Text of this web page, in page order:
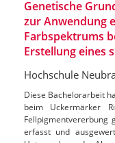
Genetische
zur Anwendung
Farbspektrums
Erstellung eines
Hochschule
Diese Bachelorarbeit
beim Uckermärker
erfasst und